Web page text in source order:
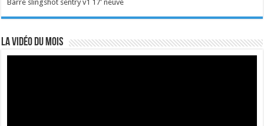
Barre slingshot sentry v1 17' neuve
La vidéo du mois